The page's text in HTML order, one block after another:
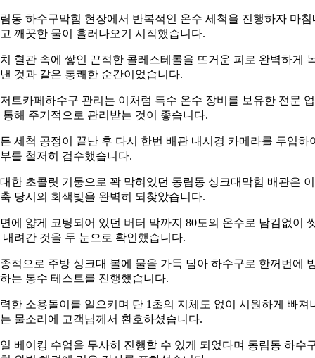
동 하수구막힘 현장에서 반복적인 온수 세척을 진행하자 마침
깨끗한 물이 흘러나오기 시작했습니다.
혈관 속에 쌓인 끈적한 콜레스테롤을 뜨거운 피로 완벽하게
것과 같은 통쾌한 순간이었습니다.
트카페하수구 관리는 이처럼 특수 온수 장비를 보유한 전문
통해 주기적으로 관리받는 것이 좋습니다.
세척 공정이 끝난 후 다시 한번 배관 내시경 카메라를 투입하
를 철저히 검수했습니다.
한 초콜릿 기둥으로 꽉 막혀있던 동림동 싱크대막힘 배관은
당시의 회색빛을 완벽히 되찾았습니다.
에 얇게 코팅되어 있던 버터 막까지 80도의 온수로 남김없이
내려간 것을 두 눈으로 확인했습니다.
적으로 주방 싱크대 볼에 물을 가득 담아 하수구로 한꺼번에
는 통수 테스트를 진행했습니다.
한 소용돌이를 일으키며 단 1초의 지체도 없이 시원하게 빠져
물소리에 고객님께서 환호하셨습니다.
베이킹 수업을 무사히 진행할 수 있게 되었다며 동림동 하수